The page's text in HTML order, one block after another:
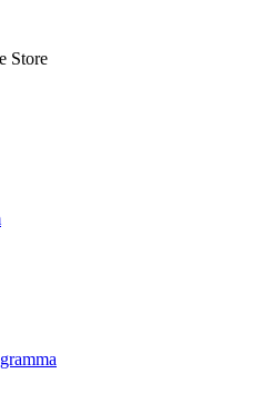
Store